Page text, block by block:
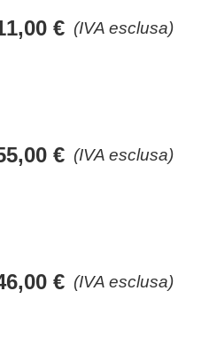
(IVA esclusa)
€
(IVA esclusa)
€
(IVA esclusa)
€